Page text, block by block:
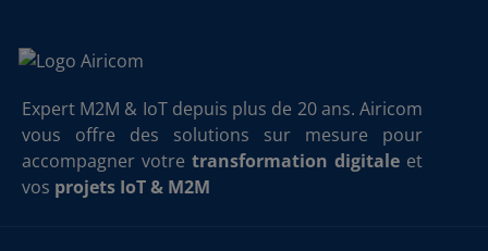
Expert M2M & IoT depuis plus de 20 ans. Airicom
vous offre des solutions sur mesure pour
accompagner votre transformation digitale et
vos projets IoT & M2M